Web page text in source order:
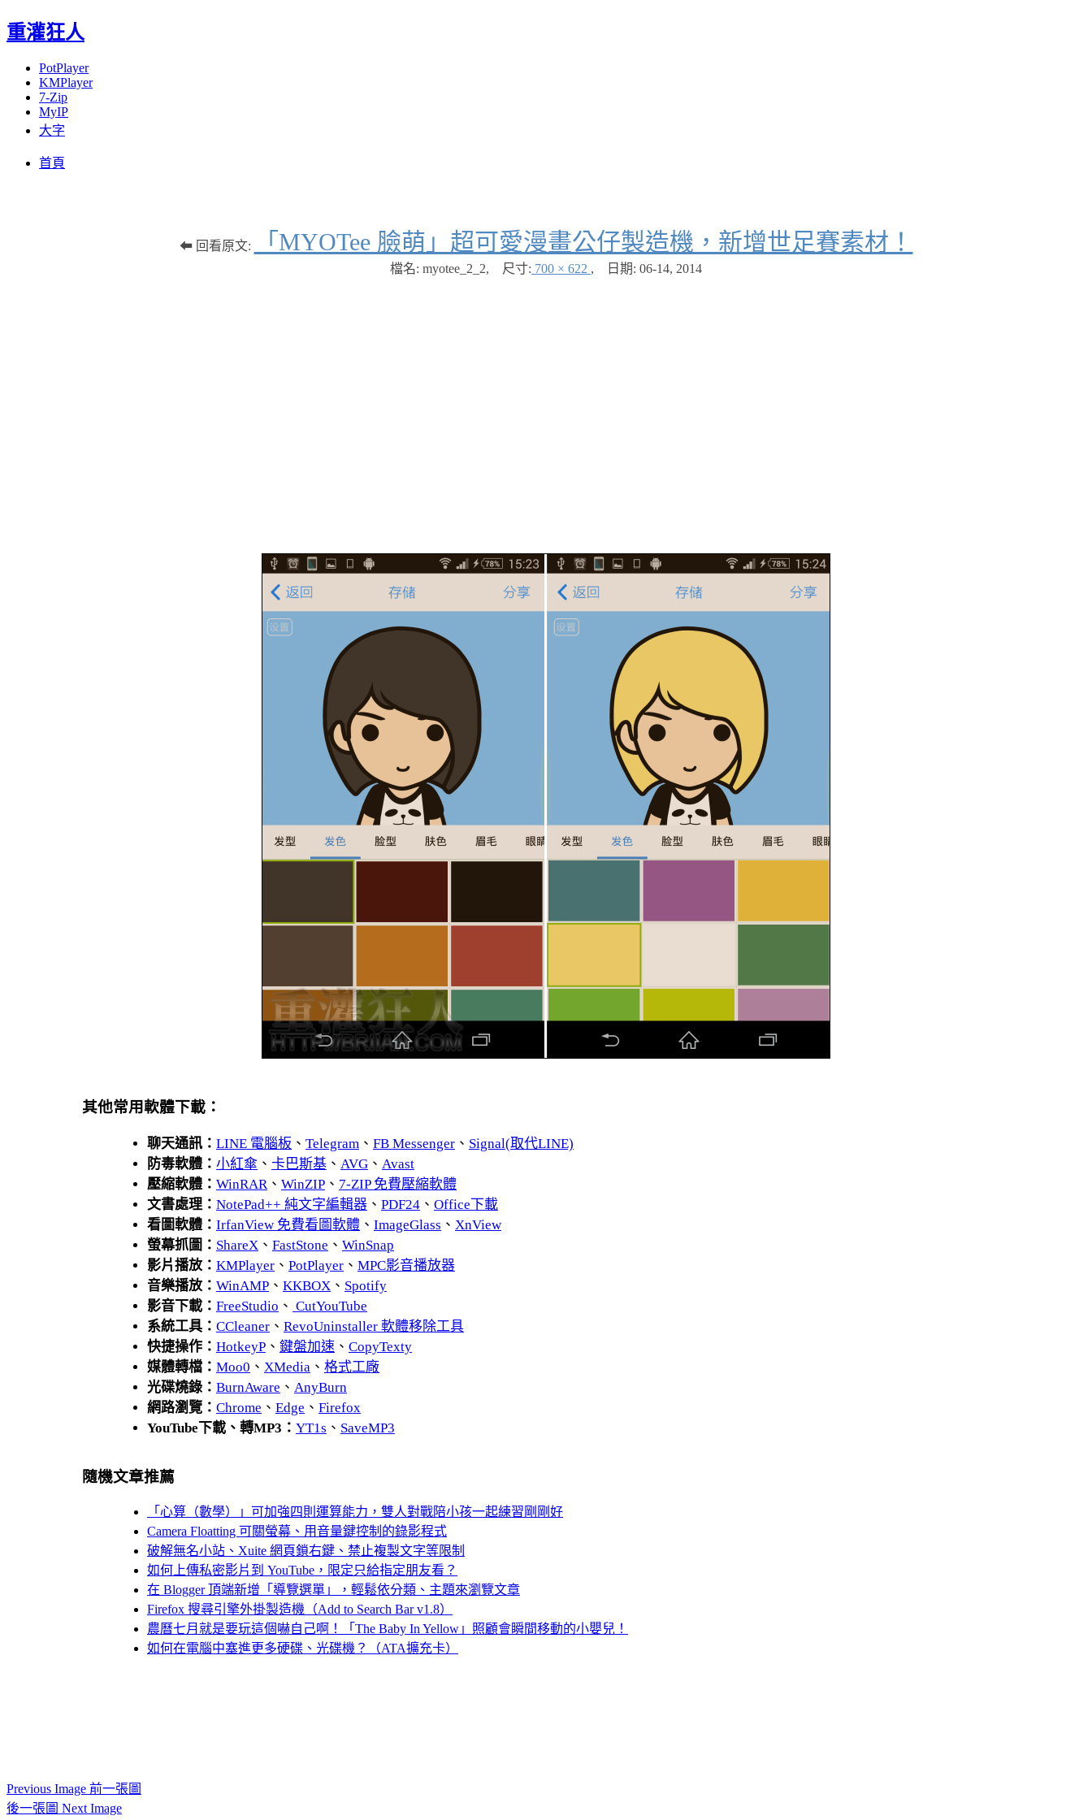
重灌狂人
PotPlayer
KMPlayer
7-Zip
MyIP
大字
首頁
⬅ 回看原文: 「MYOTee 臉萌」超可愛漫畫公仔製造機，新增世足賽素材！
檔名: myotee_2_2, 尺寸: 700 × 622 , 日期: 06-14, 2014
其他常用軟體下載：
聊天通訊： LINE 電腦板 、 Telegram、 FB Messenger、 Signal(取代LINE)
防毒軟體： 小紅傘 、 卡巴斯基、 AVG、 Avast
壓縮軟體： WinRAR、 WinZIP、 7-ZIP 免費壓縮軟體
文書處理： NotePad++ 純文字編輯器、 PDF24、 Office下載
看圖軟體： IrfanView 免費看圖軟體、 ImageGlass 、 XnView
螢幕抓圖： ShareX、 FastStone 、 WinSnap
影片播放： KMPlayer、 PotPlayer、 MPC影音播放器
音樂播放： WinAMP、 KKBOX、 Spotify
影音下載： FreeStudio 、 CutYouTube
系統工具： CCleaner、 RevoUninstaller 軟體移除工具
快捷操作： HotkeyP、 鍵盤加速、 CopyTexty
媒體轉檔： Moo0 、 XMedia、 格式工廠
光碟燒錄： BurnAware 、 AnyBurn
網路瀏覽： Chrome 、 Edge 、 Firefox
YouTube下載、轉MP3： YT1s 、 SaveMP3
隨機文章推薦
「心算（數學）」可加強四則運算能力，雙人對戰陪小孩一起練習剛剛好
Camera Floatting 可關螢幕、用音量鍵控制的錄影程式
破解無名小站、Xuite 網頁鎖右鍵、禁止複製文字等限制
如何上傳私密影片到 YouTube，限定只給指定朋友看？
在 Blogger 頂端新增「導覽選單」，輕鬆依分類、主題來瀏覽文章
Firefox 搜尋引擎外掛製造機（Add to Search Bar v1.8）
農曆七月就是要玩這個嚇自己啊！「The Baby In Yellow」照顧會瞬間移動的小嬰兒！
如何在電腦中塞進更多硬碟、光碟機？（ATA擴充卡）
Previous Image 前一張圖
後一張圖 Next Image